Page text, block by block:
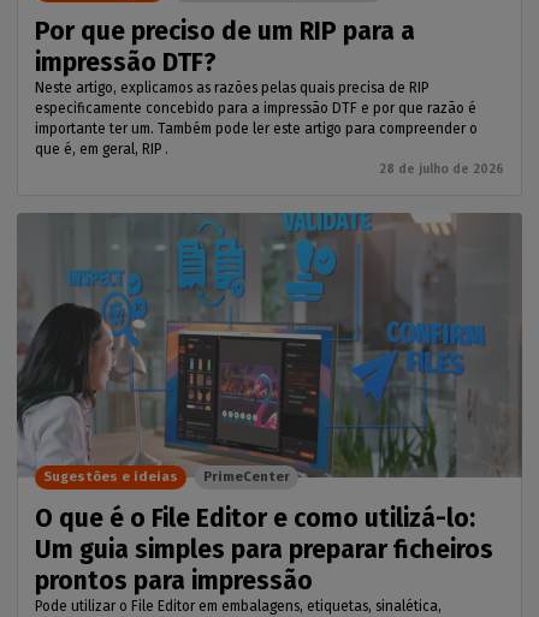
Por que preciso de um RIP para a
impressão DTF?
Neste artigo, explicamos as razões pelas quais precisa de RIP
especificamente concebido para a impressão DTF e por que razão é
importante ter um. Também pode ler este artigo para compreender o
que é, em geral, RIP .
28 de julho de 2026
O que é o File Editor e como utilizá-lo:
Um guia simples para preparar ficheiros
prontos para impressão
Pode utilizar o File Editor em embalagens, etiquetas, sinalética,
Sugestões e ideias PrimeCenter